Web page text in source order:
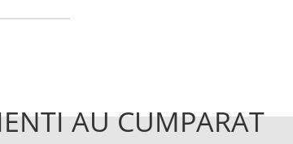
AU CUMPARAT